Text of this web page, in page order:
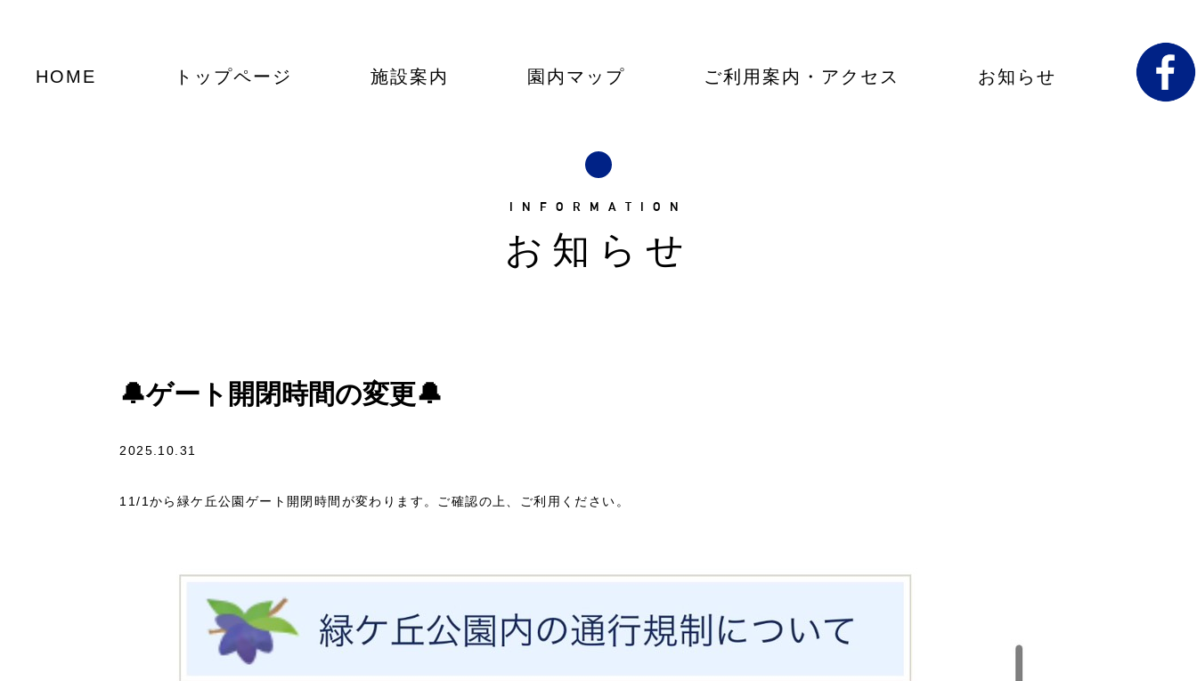
HOME トップページ 施設案内 園内マップ ご利用案内・アクセス お知らせ
INFORMATION
お知らせ
🔔ゲート開閉時間の変更🔔
2025.10.31
11/1から緑ケ丘公園ゲート開閉時間が変わります。ご確認の上、ご利用ください。